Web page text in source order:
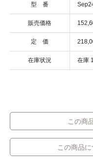
型 番
販売価格
定 価
在庫状況 在庫 1
この商
この商品